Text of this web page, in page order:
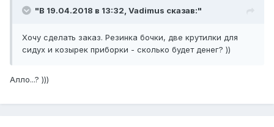
"В 19.04.2018 в 13:32, Vadimus сказав:"
Хочу сделать заказ. Резинка бочки, две крутилки для
сидух и козырек приборки - сколько будет денег? ))
Алло...? )))